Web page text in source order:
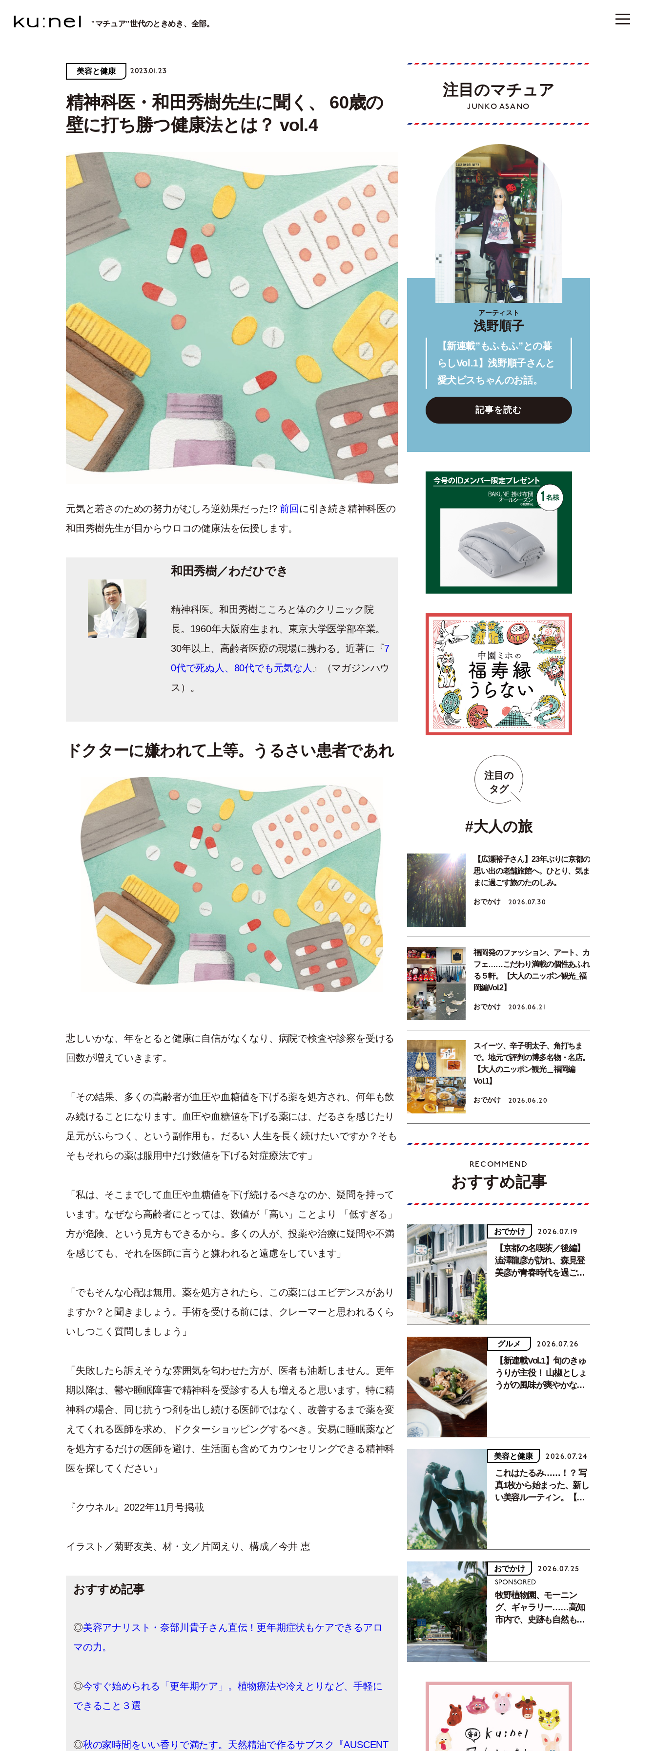
"マチュア"世代のときめき、全部。
美容と健康 2023.01.23
精神科医・和田秀樹先生に聞く、 60歳の
壁に打ち勝つ健康法とは？ vol.4
元気と若さのための努力がむしろ逆効果だった!?前回 に引き続き精神科医の
和田秀樹先生が目からウロコの健康法を伝授します。
和田秀樹／わだひでき
精神科医。和田秀樹こころと体のクリニック院
長。1960年大阪府生まれ、東京大学医学部卒業。
30年以上、高齢者医療の現場に携わる。近著に『7
0代で死ぬ人、80代でも元気な人 』（マガジンハウ
ス）。
ドクターに嫌われて上等。うるさい患者であれ
悲しいかな、年をとると健康に自信がなくなり、病院で検査や診察を受ける
回数が増えていきます。
「その結果、多くの高齢者が血圧や血糖値を下げる薬を処方され、何年も飲
み続けることになります。血圧や血糖値を下げる薬には、だるさを感じたり
足元がふらつく、という副作用も。だるい 人生を長く続けたいですか？そも
そもそれらの薬は服用中だけ数値を下げる対症療法です」
「私は、そこまでして血圧や血糖値を下げ続けるべきなのか、疑問を持って
います。なぜなら高齢者にとっては、数値が「高い」ことより 「低すぎる」
方が危険、という見方もできるから。多くの人が、投薬や治療に疑問や不満
を感じても、それを医師に言うと嫌われると遠慮をしています」
「でもそんな心配は無用。薬を処方されたら、この薬にはエビデンスがあり
ますか？と聞きましょう。手術を受ける前には、クレーマーと思われるくら
いしつこく質問しましょう」
「失敗したら訴えそうな雰囲気を匂わせた方が、医者も油断しません。更年
期以降は、鬱や睡眠障害で精神科を受診する人も増えると思います。特に精
神科の場合、同じ抗うつ剤を出し続ける医師ではなく、改善するまで薬を変
えてくれる医師を求め、ドクターショッピングするべき。安易に睡眠薬など
を処方するだけの医師を避け、生活面も含めてカウンセリングできる精神科
医を探してください」
『クウネル』2022年11月号掲載
イラスト／菊野友美、材・文／片岡えり、構成／今井 恵
おすすめ記事
◎美容アナリスト・奈部川貴子さん直伝！更年期症状もケアできるアロ
マの力。
◎今すぐ始められる「更年期ケア」。植物療法や冷えとりなど、手軽に
できること３選
◎秋の家時間をいい香りで満たす。天然精油で作るサブスク『AUSCENT
注目のマチュア
JUNKO ASANO
アーティスト
浅野順子
【新連載”もふもふ”との暮
らしVol.1】浅野順子さんと
愛犬ビスちゃんのお話。
記事を読む
注目の
タグ
#大人の旅
【広瀬裕子さん】23年ぶりに京都の
思い出の老舗旅館へ。ひとり、気ま
まに過ごす旅のたのしみ。
おでかけ 2026.07.30
福岡発のファッション、アート、カ
フェ……こだわり満載の個性あふれ
る５軒。【大人のニッポン観光_福
岡編Vol.2】
おでかけ 2026.06.21
スイーツ、辛子明太子、角打ちま
で。地元で評判の博多名物・名店。
【大人のニッポン観光＿福岡編
Vol.1】
おでかけ 2026.06.20
RECOMMEND
おすすめ記事
おでかけ 2026.07.19
【京都の名喫茶／後編】
澁澤龍彦が訪れ、森見登
美彦が青春時代を過ごし
グルメ 2026.07.26
【新連載Vol.1】旬のきゅ
うりが主役！ 山椒としょ
うがの風味が爽やかな、
美容と健康 2026.07.24
これはたるみ……！？ 写
真1枚から始まった、新し
い美容ルーティン。【中
おでかけ 2026.07.25
SPONSORED
牧野植物園、モーニン
グ、ギャラリー……高知
市内で、史跡も自然もグ